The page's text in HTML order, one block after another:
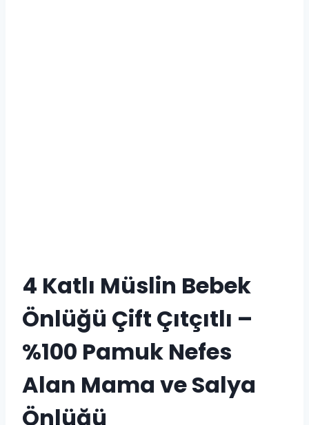
4 Katlı Müslin Bebek
Önlüğü Çift Çıtçıtlı –
%100 Pamuk Nefes
Alan Mama ve Salya
Önlüğü